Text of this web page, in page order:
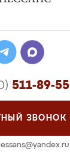
511-89-55
ЗВОНОК